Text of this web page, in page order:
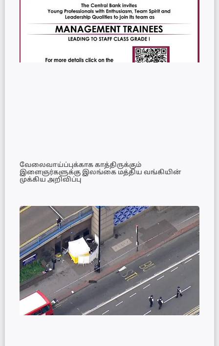
வேலைவாய்ப்புக்காக காத்திருக்கும்
இளைஞர்களுக்கு இலங்கை மத்திய வங்கியின்
முக்கிய அறிவிப்பு